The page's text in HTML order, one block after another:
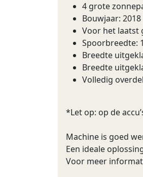
4 grote
Bouwjaar: 2018
Voor het laatst
Spoorbreedte:
Breedte
Breedte
Volledig
*Let op: op de
Machine is goed
Een ideale
Voor meer